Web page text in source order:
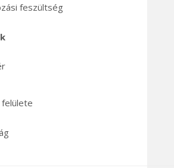
feszültség